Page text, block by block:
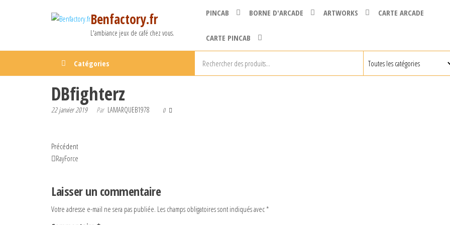
Benfactory.fr
L'ambiance jeux de café chez vous.
PINCAB BORNE D'ARCADE ARTWORKS CARTE ARCADE
CARTE PINCAB
Catégories
DBfighterz
22 janvier 2019 Par LAMARQUEB1978 0
Navigation
de
Article
précédent
Précédent
RayForce
Laisser un commentaire
Votre adresse e-mail ne sera pas publiée. Les champs obligatoires sont indiqués avec*